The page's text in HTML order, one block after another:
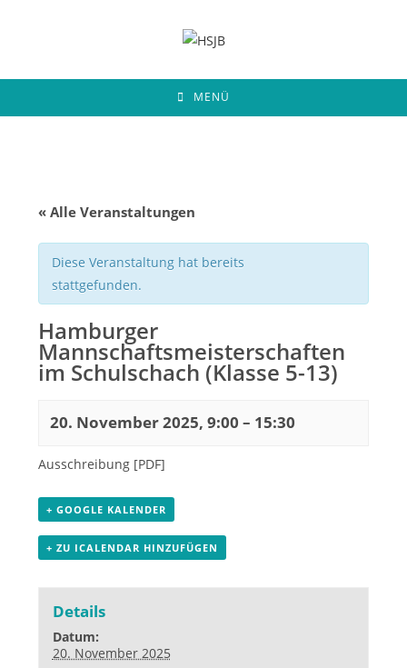
MENÜ
« Alle Veranstaltungen
Diese Veranstaltung hat bereits
stattgefunden.
Hamburger
Mannschaftsmeisterschaften
im Schulschach (Klasse 5-13)
20. November 2025, 9:00 – 15:30
Ausschreibung [PDF]
+ GOOGLE KALENDER
+ ZU ICALENDAR HINZUFÜGEN
Details
Datum:
20. November 2025